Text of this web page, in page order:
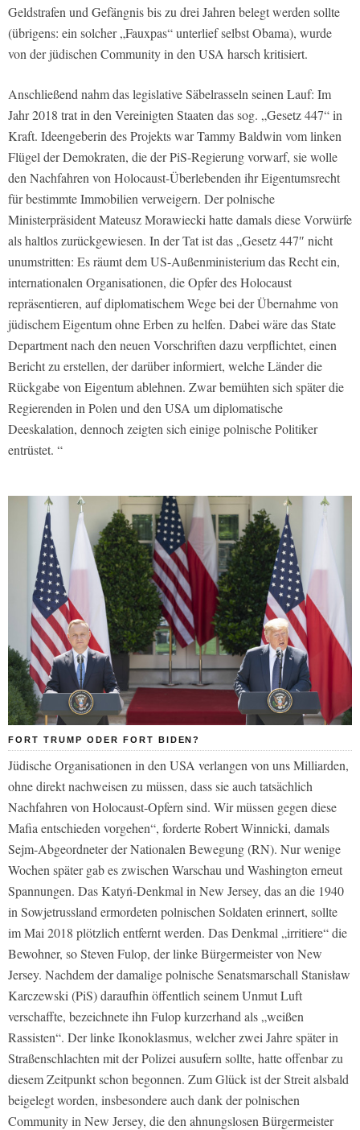
Geldstrafen und Gefängnis bis zu drei Jahren belegt werden sollte
(übrigens: ein solcher „Fauxpas“ unterlief selbst Obama), wurde
von der jüdischen Community in den USA harsch kritisiert.
Anschließend nahm das legislative Säbelrasseln seinen Lauf: Im
Jahr 2018 trat in den Vereinigten Staaten das sog. „Gesetz 447“ in
Kraft. Ideengeberin des Projekts war Tammy Baldwin vom linken
Flügel der Demokraten, die der PiS-Regierung vorwarf, sie wolle
den Nachfahren von Holocaust-Überlebenden ihr Eigentumsrecht
für bestimmte Immobilien verweigern. Der polnische
Ministerpräsident Mateusz Morawiecki hatte damals diese Vorwürfe
als haltlos zurückgewiesen. In der Tat ist das „Gesetz 447″ nicht
unumstritten: Es räumt dem US-Außenministerium das Recht ein,
internationalen Organisationen, die Opfer des Holocaust
repräsentieren, auf diplomatischem Wege bei der Übernahme von
jüdischem Eigentum ohne Erben zu helfen. Dabei wäre das State
Department nach den neuen Vorschriften dazu verpflichtet, einen
Bericht zu erstellen, der darüber informiert, welche Länder die
Rückgabe von Eigentum ablehnen. Zwar bemühten sich später die
Regierenden in Polen und den USA um diplomatische
Deeskalation, dennoch zeigten sich einige polnische Politiker
entrüstet. “
FORT TRUMP ODER FORT BIDEN?
Jüdische Organisationen in den USA verlangen von uns Milliarden,
ohne direkt nachweisen zu müssen, dass sie auch tatsächlich
Nachfahren von Holocaust-Opfern sind. Wir müssen gegen diese
Mafia entschieden vorgehen“, forderte Robert Winnicki, damals
Sejm-Abgeordneter der Nationalen Bewegung (RN). Nur wenige
Wochen später gab es zwischen Warschau und Washington erneut
Spannungen. Das Katyń-Denkmal in New Jersey, das an die 1940
in Sowjetrussland ermordeten polnischen Soldaten erinnert, sollte
im Mai 2018 plötzlich entfernt werden. Das Denkmal „irritiere“ die
Bewohner, so Steven Fulop, der linke Bürgermeister von New
Jersey. Nachdem der damalige polnische Senatsmarschall Stanisław
Karczewski (PiS) daraufhin öffentlich seinem Unmut Luft
verschaffte, bezeichnete ihn Fulop kurzerhand als „weißen
Rassisten“. Der linke Ikonoklasmus, welcher zwei Jahre später in
Straßenschlachten mit der Polizei ausufern sollte, hatte offenbar zu
diesem Zeitpunkt schon begonnen. Zum Glück ist der Streit alsbald
beigelegt worden, insbesondere auch dank der polnischen
Community in New Jersey, die den ahnungslosen Bürgermeister